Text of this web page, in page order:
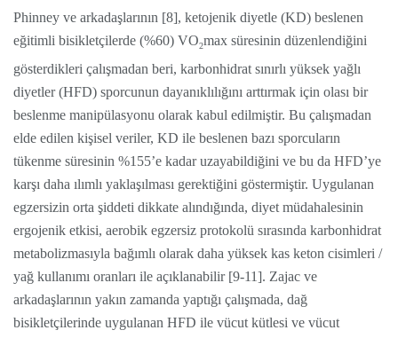
Phinney ve arkadaşlarının [8], ketojenik diyetle (KD) beslenen
eğitimli bisikletçilerde (%60) VO2max süresinin düzenlendiğini
gösterdikleri çalışmadan beri, karbonhidrat sınırlı yüksek yağlı
diyetler (HFD) sporcunun dayanıklılığını arttırmak için olası bir
beslenme manipülasyonu olarak kabul edilmiştir. Bu çalışmadan
elde edilen kişisel veriler, KD ile beslenen bazı sporcuların
tükenme süresinin %155’e kadar uzayabildiğini ve bu da HFD’ye
karşı daha ılımlı yaklaşılması gerektiğini göstermiştir. Uygulanan
egzersizin orta şiddeti dikkate alındığında, diyet müdahalesinin
ergojenik etkisi, aerobik egzersiz protokolü sırasında karbonhidrat
metabolizmasıyla bağımlı olarak daha yüksek kas keton cisimleri /
yağ kullanımı oranları ile açıklanabilir [9-11]. Zajac ve
arkadaşlarının yakın zamanda yaptığı çalışmada, dağ
bisikletçilerinde uygulanan HFD ile vücut kütlesi ve vücut